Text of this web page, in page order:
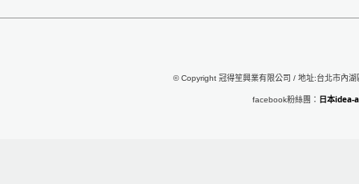
© Copyright 冠得笙興業有限公司 / 地址:台北市內
facebook粉絲團： 日本idea-